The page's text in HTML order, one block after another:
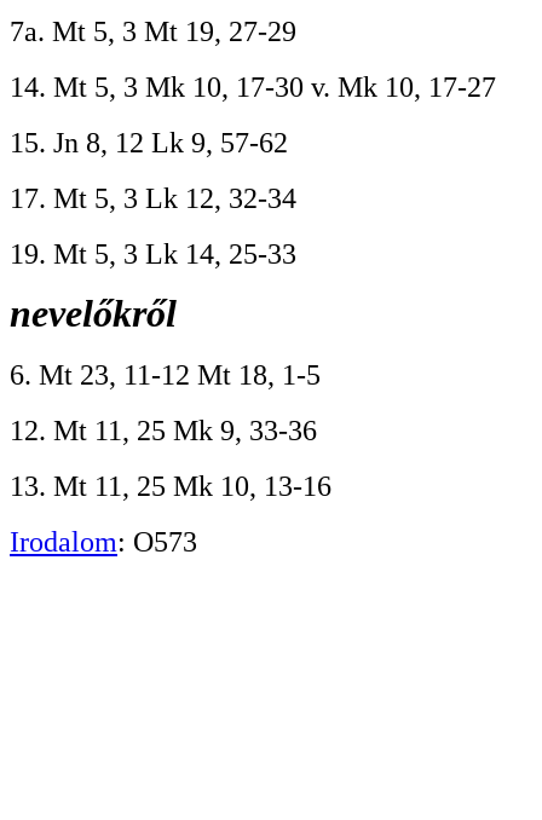
7a. Mt 5, 3 Mt 19, 27-29
14. Mt 5, 3 Mk 10, 17-30 v. Mk 10, 17-27
15. Jn 8, 12 Lk 9, 57-62
17. Mt 5, 3 Lk 12, 32-34
19. Mt 5, 3 Lk 14, 25-33
nevelőkről
6. Mt 23, 11-12 Mt 18, 1-5
12. Mt 11, 25 Mk 9, 33-36
13. Mt 11, 25 Mk 10, 13-16
Irodalom: O573